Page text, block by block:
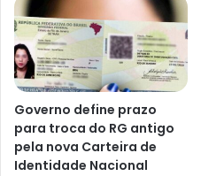
Governo define prazo
para troca do RG antigo
pela nova Carteira de
Identidade Nacional